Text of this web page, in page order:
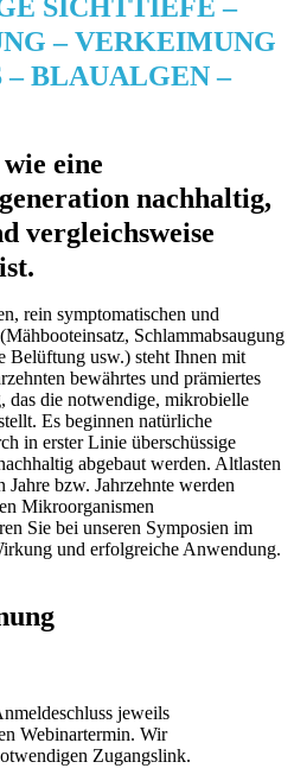
SICHTTIEFE –
– VERKEIMUNG
BLAUALGEN –
eine
nachhaltig,
vergleichsweise
rein symptomatischen und
Schlammabsaugung
Belüftung usw.) steht Ihnen mit
bewährtes und prämiertes
das die notwendige, mikrobielle
Es beginnen natürliche
in erster Linie überschüssige
abgebaut werden. Altlasten
bzw. Jahrzehnte werden
Mikroorganismen
Sie bei unseren Symposien im
und erfolgreiche Anwendung.
jeweils
Webinartermin. Wir
Zugangslink.